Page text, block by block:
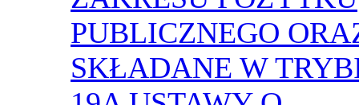
PUBLICZNEGO
SKŁADANE W